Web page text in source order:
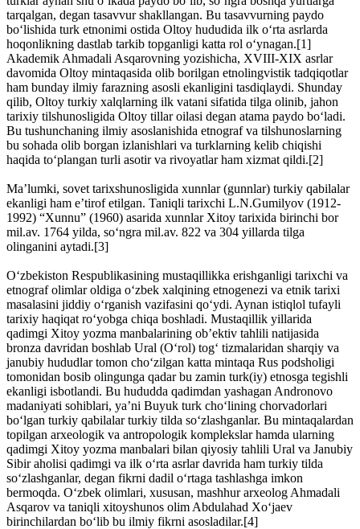
tarqalgan, degan tasavvur shakl­langan. Bu tasavvurning paydo
bo‘lishida turk etnonimi ostida Oltoy hududida ilk o‘rta asrlarda
hoqonlikning dastlab tarkib topganligi katta rol o‘ynagan.[1]
Akademik Ahmadali Asqarovning yozishicha, XVIII-XIX asrlar
davomida Oltoy mintaqasida olib borilgan etnolingvistik tadqiqotlar
ham bunday ilmiy farazning asosli ekanligini tasdiqlaydi. Shunday
qilib, Oltoy turkiy xalqlarning ilk vatani sifatida tilga olinib, jahon
tarixiy tilshunosligida Oltoy tillar oilasi degan atama paydo bo‘ladi.
Bu tushunchaning ilmiy asoslanishida etnograf va tilshunoslarning
bu sohada olib borgan izlanishlari va turklarning kelib chiqishi
haqida to‘plangan turli asotir va rivoyatlar ham xizmat qildi.[2]
Ma’lumki, sovet tarixshunosligida xunnlar (gunnlar) turkiy qabilalar
ekanligi ham e’tirof etilgan. Taniqli tarixchi L.N.Gumilyov (1912-
1992) “Xunnu” (1960) asarida xunnlar Xitoy tarixida birinchi bor
mil.av. 1764 yilda, so‘ngra mil.av. 822 va 304 yillarda tilga
olinganini aytadi.[3]
O‘zbekiston Respublikasining mustaqillikka erishganligi tarixchi va
etnograf olimlar oldiga o‘zbek xalqining etnogenezi va etnik tarixi
masalasini jiddiy o‘rganish vazifasini qo‘ydi. Aynan istiqlol tufayli
tarixiy haqiqat ro‘yobga chiqa boshladi. Mustaqillik yillarida
qadimgi Xitoy yozma manbalarining ob’ektiv tahlili natijasida
bronza davridan boshlab Ural (O‘rol) tog‘ tizmalaridan sharqiy va
janubiy hududlar tomon cho‘zilgan katta mintaqa Rus podsholigi
tomonidan bosib olingunga qadar bu zamin turk(iy) etnosga tegishli
ekanligi isbotlandi. Bu hududda qadimdan yashagan Andronovo
madaniyati sohiblari, ya’ni Buyuk turk cho‘lining chorvadorlari
bo‘lgan turkiy qabilalar turkiy tilda so‘zlashganlar. Bu mintaqalardan
topilgan arxeologik va antropologik komplekslar hamda ularning
qadimgi Xitoy yozma manbalari bilan qiyosiy tahlili Ural va Janubiy
Sibir aholisi qadimgi va ilk o‘rta asrlar davrida ham turkiy tilda
so‘zlashganlar, degan fikrni dadil o‘rtaga tashlashga imkon
bermoqda. O‘zbek olimlari, xususan, mashhur arxeolog Ahmadali
Asqarov va taniqli xitoyshunos olim Abdulahad Xo‘jaev
birinchilardan bo‘lib bu ilmiy fikrni asosladilar.[4]